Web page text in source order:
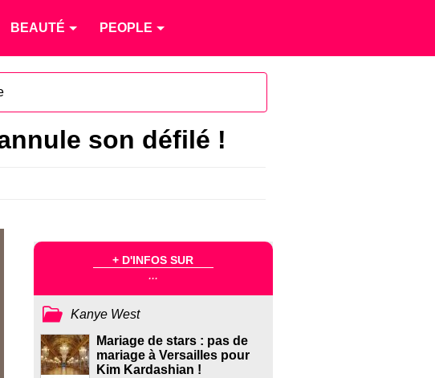
BEAUTÉ PEOPLE
son défilé !
+ D'INFOS SUR
...
Kanye West
Mariage de stars : pas de
mariage à Versailles pour
Kim Kardashian !